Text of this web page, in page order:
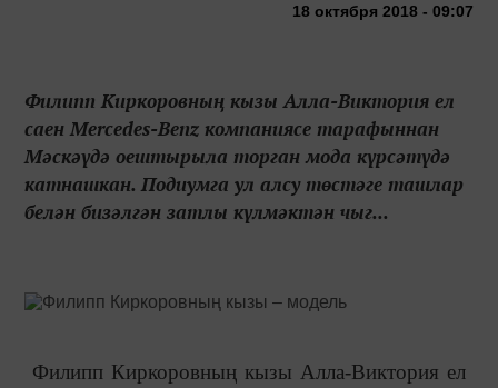
18 октября 2018 - 09:07
Филипп Киркоровның кызы Алла-Виктория ел
саен Mercedes-Benz компаниясе тарафыннан
Мәскәүдә оештырыла торган мода күрсәтүдә
катнашкан. Подиумга ул алсу төстәге ташлар
белән бизәлгән затлы күлмәктән чыг...
Филипп Киркоровның кызы Алла-Виктория ел